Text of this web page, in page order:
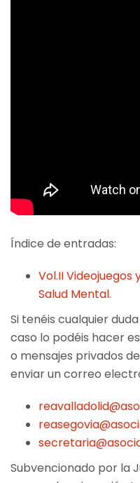
Índice de entradas:
Vol.II Videojuegos
Salud Mental.
Si tenéis cualquier
caso lo podéis hacer
o mensajes privados
enviar un correo
Subvencionado por la